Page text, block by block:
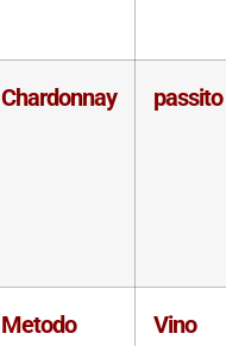
Chardonnay passito
Metodo
Vino